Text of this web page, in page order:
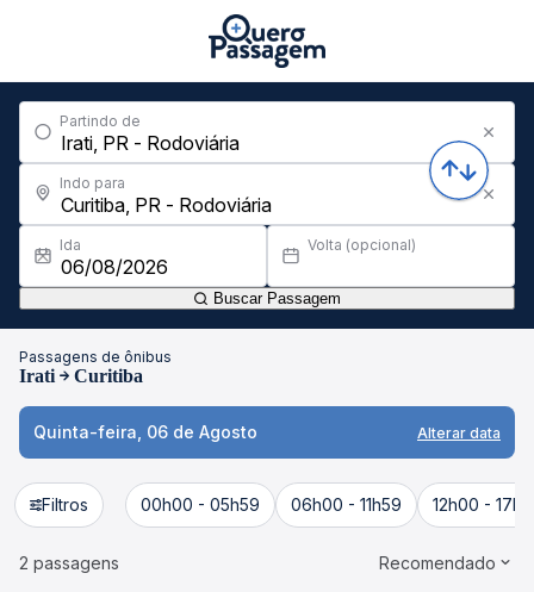
Partindo de
Indo para
Ida Volta (opcional)
Buscar Passagem
Passagens de ônibus
Irati Curitiba
Quinta-feira, 06 de Agosto Alterar data
Filtros 00h00 - 05h59 06h00 - 11h59 12h00 -
2 passagens Recomendado